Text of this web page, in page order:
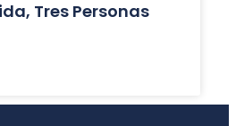
Tres Personas